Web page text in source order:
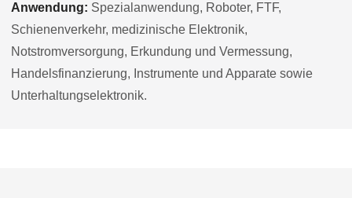
Anwendung: Spezialanwendung, Roboter, FTF,
Schienenverkehr, medizinische Elektronik,
Notstromversorgung, Erkundung und Vermessung,
Handelsfinanzierung, Instrumente und Apparate sowie
Unterhaltungselektronik.